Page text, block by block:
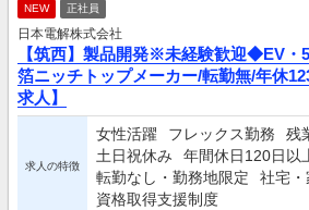
NEW 正社員
日本電解株式会社
【筑西】製品開発※未経験歓迎◆EV・
箔ニッチトップメーカー/転勤無/年休
求人】
求人の特徴
女性活躍 フレックス勤務 残
土日祝休み
年間休日120日以
転勤なし・勤務地限定
社宅・
資格取得支援制度